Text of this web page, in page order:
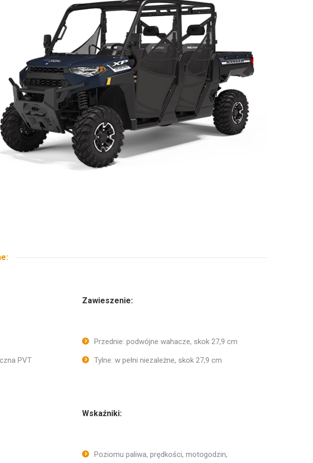
PVT
Zawieszenie:
Przednie: podwójne wahacze, skok 27,9 cm
Tylne: w pełni niezależne, skok 27,9 cm
Wskaźniki:
Poziomu paliwa, prędkości, motogodzin,